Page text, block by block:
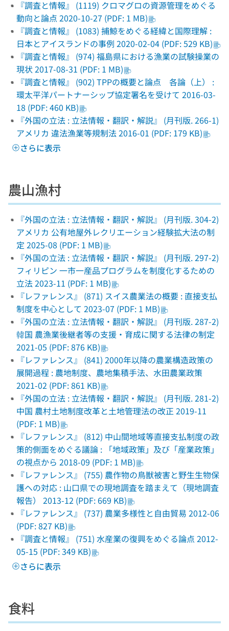
『調査と情報』 (1119) クロマグロの資源管理をめぐる
動向と論点 2020-10-27 (PDF: 1 MB)
『調査と情報』 (1083) 捕鯨をめぐる経緯と国際理解 :
日本とアイスランドの事例 2020-02-04 (PDF: 529 KB)
『調査と情報』 (974) 福島県における漁業の試験操業の
現状 2017-08-31 (PDF: 1 MB)
『調査と情報』 (902) TPPの概要と論点 各論（上） :
環太平洋パートナーシップ協定署名を受けて 2016-03-
18 (PDF: 460 KB)
『外国の立法 : 立法情報・翻訳・解説』 (月刊版. 266-1)
アメリカ 違法漁業等規制法 2016-01 (PDF: 179 KB)
さらに表示
農山漁村
『外国の立法 : 立法情報・翻訳・解説』 (月刊版. 304-2)
アメリカ 公有地屋外レクリエーション経験拡大法の制
定 2025-08 (PDF: 1 MB)
『外国の立法 : 立法情報・翻訳・解説』 (月刊版. 297-2)
フィリピン 一市一産品プログラムを制度化するための
立法 2023-11 (PDF: 1 MB)
『レファレンス』 (871) スイス農業法の概要 : 直接支払
制度を中心として 2023-07 (PDF: 1 MB)
『外国の立法 : 立法情報・翻訳・解説』 (月刊版. 287-2)
韓国 農漁業後継者等の支援・育成に関する法律の制定
2021-05 (PDF: 876 KB)
『レファレンス』 (841) 2000年以降の農業構造政策の
展開過程 : 農地制度、農地集積手法、水田農業政策
2021-02 (PDF: 861 KB)
『外国の立法 : 立法情報・翻訳・解説』 (月刊版. 281-2)
中国 農村土地制度改革と土地管理法の改正 2019-11
(PDF: 1 MB)
『レファレンス』 (812) 中山間地域等直接支払制度の政
策的側面をめぐる議論 : 「地域政策」及び「産業政策」
の視点から 2018-09 (PDF: 1 MB)
『レファレンス』 (755) 農作物の鳥獣被害と野生生物保
護への対応 : 山口県での現地調査を踏まえて（現地調査
報告） 2013-12 (PDF: 669 KB)
『レファレンス』 (737) 農業多様性と自由貿易 2012-06
(PDF: 827 KB)
『調査と情報』 (751) 水産業の復興をめぐる論点 2012-
05-15 (PDF: 349 KB)
さらに表示
食料